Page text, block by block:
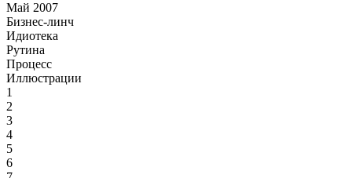
Май 2007
Бизнес-линч
Идиотека
Рутина
Процесс
Иллюстрации
1
2
3
4
5
6